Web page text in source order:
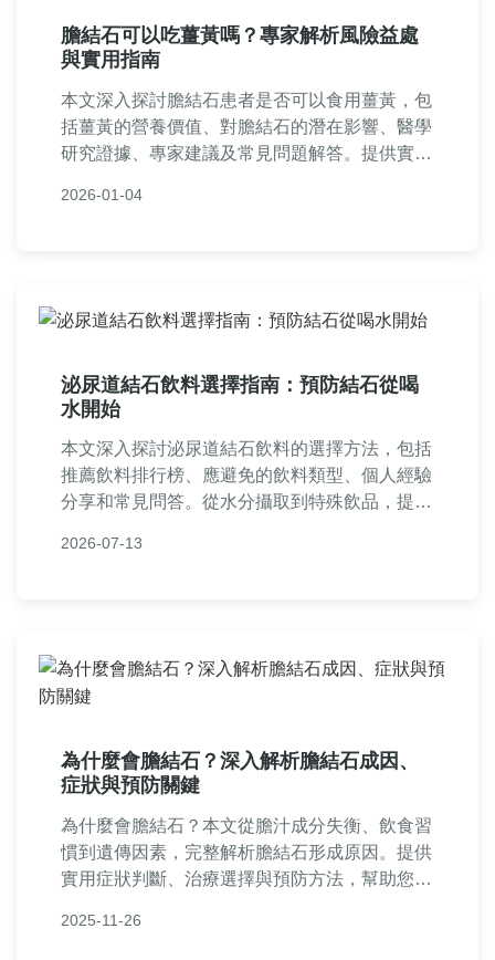
膽結石可以吃薑黃嗎？專家解析風險益處
與實用指南
本文深入探討膽結石患者是否可以食用薑黃，包
括薑黃的營養價值、對膽結石的潛在影響、醫學
研究證據、專家建議及常見問題解答。提供實用
策。內容基於科學事實，避免誤導，適合膽結石
2026-01-04
泌尿道結石飲料選擇指南：預防結石從喝
水開始
本文深入探討泌尿道結石飲料的選擇方法，包括
推薦飲料排行榜、應避免的飲料類型、個人經驗
分享和常見問答。從水分攝取到特殊飲品，提供
改善日常生活品質。
2026-07-13
為什麼會膽結石？深入解析膽結石成因、
症狀與預防關鍵
為什麼會膽結石？本文從膽汁成分失衡、飲食習
慣到遺傳因素，完整解析膽結石形成原因。提供
實用症狀判斷、治療選擇與預防方法，幫助您遠
疑問。
2025-11-26